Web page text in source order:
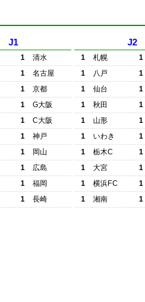
J1
1
清水
1
名古屋
1
京都
1
G大阪
1
C大阪
1
神戸
1
岡山
1
広島
1
福岡
1 長崎
J2
1 札幌
1
1
八戸
1
1
仙台
1
1
秋田
1
1
山形
1
1
いわき
1
1
栃木C
1
1
大宮
1
1
横浜FC
1
1
湘南 1